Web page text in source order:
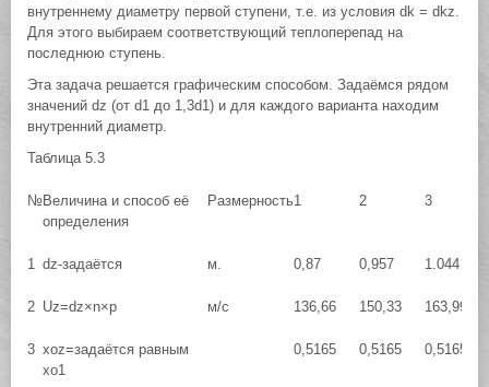
внутреннему диаметру первой ступени, т.е. из условия dk = dkz.
Для этого выбираем соответствующий теплоперепад на
последнюю ступень.
Эта задача решается графическим способом. Задаёмся рядом
значений dz (oт d1 до 1,3d1) и для каждого варианта находим
внутренний диаметр.
Таблица 5.3
№Величина и способ её
определения
Размерность1 2 3
1 dz-задаётся м. 0,87 0,957 1.044
2 Uz=dz×n×p м/с 136,66 150,33 163,991
3 хoz=задаётся равным
хо1
0,5165 0,5165 0,5165